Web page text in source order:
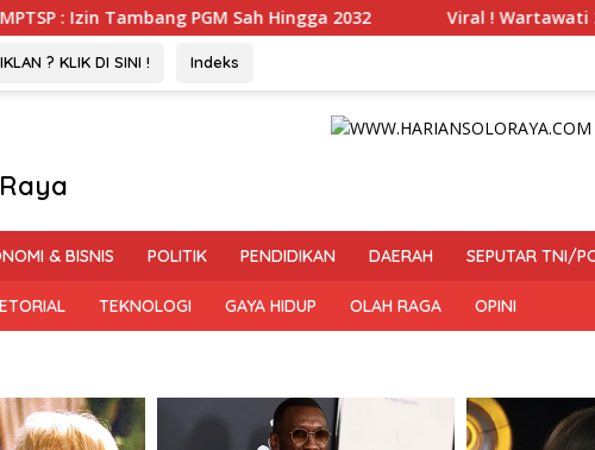
Sah Hingga 2032 Viral ! Wartawati 22 Tahun Jadi Peserta
? KLIK DI SINI ! Indeks
& BISNIS POLITIK PENDIDIKAN DAERAH SEPUTAR TNI/
TEKNOLOGI GAYA HIDUP OLAH RAGA OPINI